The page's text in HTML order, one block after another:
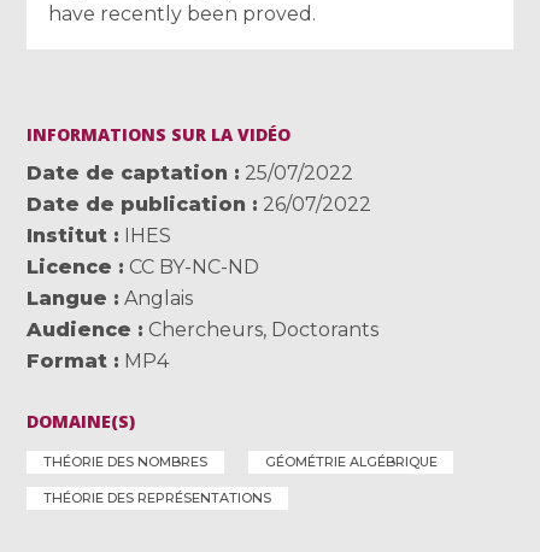
have recently been proved.
INFORMATIONS SUR LA VIDÉO
Date de captation
25/07/2022
Date de publication
26/07/2022
Institut
IHES
Licence
CC BY-NC-ND
Langue
Anglais
Audience
Chercheurs, Doctorants
Format
MP4
DOMAINE(S)
THÉORIE DES NOMBRES GÉOMÉTRIE ALGÉBRIQUE
THÉORIE DES REPRÉSENTATIONS